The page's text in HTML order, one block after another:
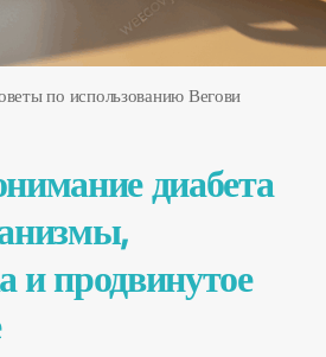
по использованию Вегови
диабета
и продвинутое